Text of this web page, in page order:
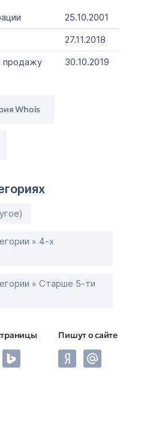
25.10.2001
27.11.2018
продажу
30.10.2019
Whois
» 4-х
» Старше 5-ти
Пишут о сайте